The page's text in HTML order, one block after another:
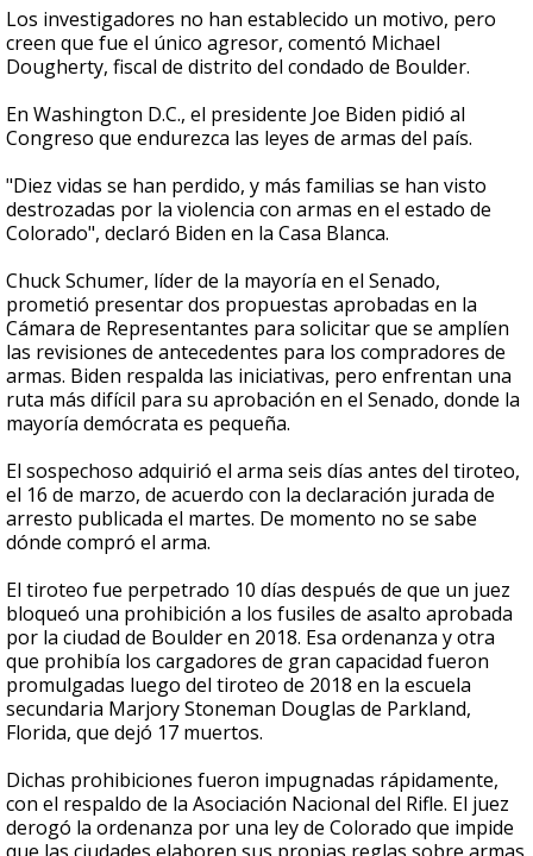
Los investigadores no han establecido un motivo, pero
creen que fue el único agresor, comentó Michael
Dougherty, fiscal de distrito del condado de Boulder.
En Washington D.C., el presidente Joe Biden pidió al
Congreso que endurezca las leyes de armas del país.
"Diez vidas se han perdido, y más familias se han visto
destrozadas por la violencia con armas en el estado de
Colorado", declaró Biden en la Casa Blanca.
Chuck Schumer, líder de la mayoría en el Senado,
prometió presentar dos propuestas aprobadas en la
Cámara de Representantes para solicitar que se amplíen
las revisiones de antecedentes para los compradores de
armas. Biden respalda las iniciativas, pero enfrentan una
ruta más difícil para su aprobación en el Senado, donde la
mayoría demócrata es pequeña.
El sospechoso adquirió el arma seis días antes del tiroteo,
el 16 de marzo, de acuerdo con la declaración jurada de
arresto publicada el martes. De momento no se sabe
dónde compró el arma.
El tiroteo fue perpetrado 10 días después de que un juez
bloqueó una prohibición a los fusiles de asalto aprobada
por la ciudad de Boulder en 2018. Esa ordenanza y otra
que prohibía los cargadores de gran capacidad fueron
promulgadas luego del tiroteo de 2018 en la escuela
secundaria Marjory Stoneman Douglas de Parkland,
Florida, que dejó 17 muertos.
Dichas prohibiciones fueron impugnadas rápidamente,
con el respaldo de la Asociación Nacional del Rifle. El juez
derogó la ordenanza por una ley de Colorado que impide